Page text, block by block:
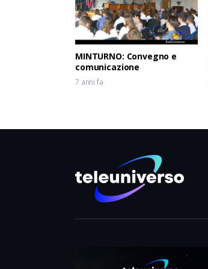
MINTURNO: Convegno e
comunicazione
7 anni fa